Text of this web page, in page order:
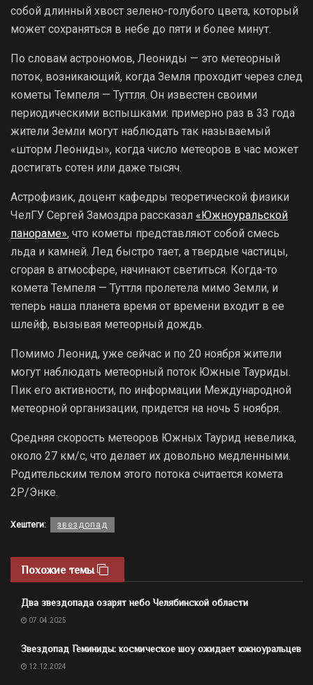
собой длинный хвост зелено-голубого цвета, который
может сохраняться в небе до пяти и более минут.
По словам астрономов, Леониды — это метеорный
поток, возникающий, когда Земля проходит через след
кометы Темпеля — Туттля. Он известен своими
периодическими вспышками: примерно раз в 33 года
жители Земли могут наблюдать так называемый
«шторм Леониды», когда число метеоров в час может
достигать сотен или даже тысяч.
Астрофизик, доцент кафедры теоретической физики
ЧелГУ Сергей Замоздра рассказал «Южноуральской
панораме», что кометы представляют собой смесь
льда и камней. Лед быстро тает, а твердые частицы,
сгорая в атмосфере, начинают светиться. Когда-то
комета Темпеля — Туттля пролетела мимо Земли, и
теперь наша планета время от времени входит в ее
шлейф, вызывая метеорный дождь.
Помимо Леонид, уже сейчас и по 20 ноября жители
могут наблюдать метеорный поток Южные Тауриды.
Пик его активности, по информации Международной
метеорной организации, придется на ночь 5 ноября.
Средняя скорость метеоров Южных Таурид невелика,
около 27 км/с, что делает их довольно медленными.
Родительским телом этого потока считается комета
2P/Энке.
Хештеги: звездопад
Похожие темы
Два звездопада озарят небо Челябинской области
07.04.2025
Звездопад Геминиды: космическое шоу ожидает южноуральцев
12.12.2024